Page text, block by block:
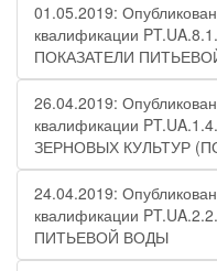
01.05.2019:
квалификации
ПОКАЗАТЕЛИ
26.04.2019:
квалификации
ЗЕРНОВЫХ КУЛЬТУР
24.04.2019:
квалификации
ПИТЬЕВОЙ ВОДЫ